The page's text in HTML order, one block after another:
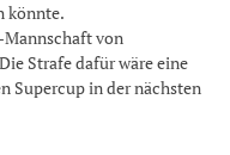
könnte.
Mannschaft von
Strafe dafür wäre eine
Supercup in der nächsten